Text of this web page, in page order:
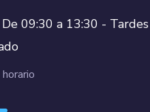
09:30 a 13:30 - Tardes